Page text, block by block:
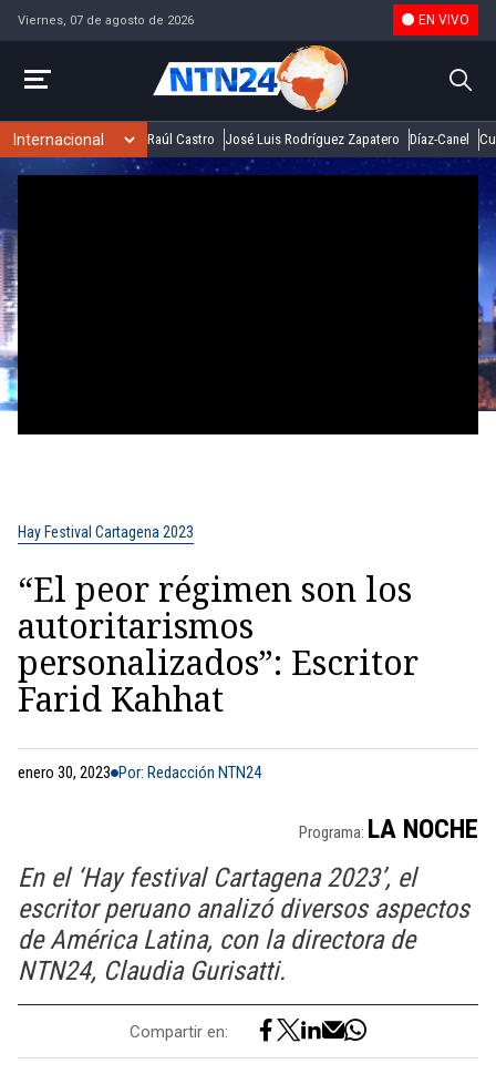
Viernes, 07 de agosto de 2026 EN VIVO
Raúl Castro José Luis Rodríguez Zapatero Díaz-Canel
Hay Festival Cartagena 2023
“El peor régimen son los
autoritarismos
personalizados”: Escritor
Farid Kahhat
enero 30, 2023 Por: Redacción NTN24
Programa: LA NOCHE
En el ‘Hay festival Cartagena 2023’, el
escritor peruano analizó diversos aspectos
de América Latina, con la directora de
NTN24, Claudia Gurisatti.
Compartir en: